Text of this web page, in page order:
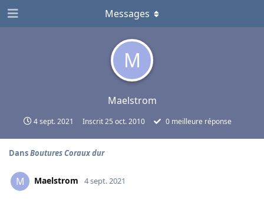
M
Maelstrom
4 sept. 2021 Inscrit25 oct. 2010 0 meilleure réponse
Messages
DansBoutures Coraux dur
M Maelstrom 4 sept. 2021